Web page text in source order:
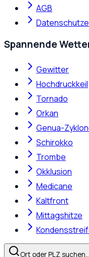
AGB
Spannende
Gewitter
Hochdruckkeil
Tornado
Orkan
Genua-
Schirokko
Trombe
Okklusion
Medicane
Kaltfront
Mittagshitze
Ort oder PLZ suchen…